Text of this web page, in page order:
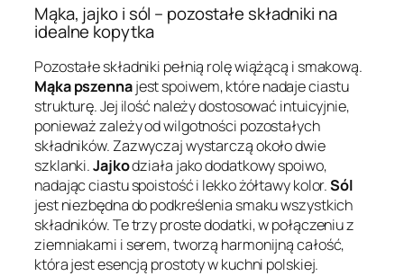
Mąka, jajko i sól – pozostałe składniki na
idealne kopytka
Pozostałe składniki pełnią rolę wiążącą i smakową.
Mąka pszennajest spoiwem, które nadaje ciastu
strukturę. Jej ilość należy dostosować intuicyjnie,
ponieważ zależy od wilgotności pozostałych
składników. Zazwyczaj wystarczą około dwie
szklanki.Jajkodziała jako dodatkowy spoiwo,
nadając ciastu spoistość i lekko żółtawy kolor.Sól
jest niezbędna do podkreślenia smaku wszystkich
składników. Te trzy proste dodatki, w połączeniu z
ziemniakami i serem, tworzą harmonijną całość,
która jest esencją prostoty w kuchni polskiej.